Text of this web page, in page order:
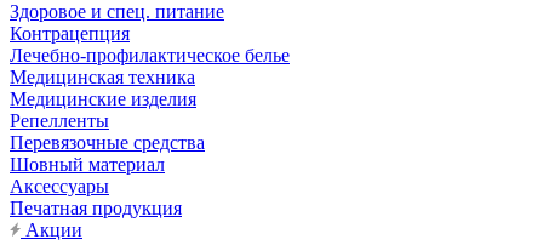
Здоровое и спец. питание
Контрацепция
Лечебно-профилактическое белье
Медицинская техника
Медицинские изделия
Репелленты
Перевязочные средства
Шовный материал
Аксессуары
Печатная продукция
Акции